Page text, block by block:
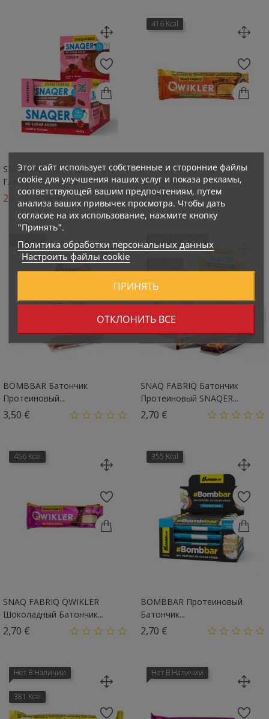
SNAQ FABRIQ Печенье
Глазированное Вишня...
2,61 €Базовая цена
3,48 €Цена
416 Kcal
SNAQ FABRIQ QWIKLER
Шоколадный Батончик...
2,70 €Цена
332 Kcal
BOMBBAR Батончик
Протеиновый...
3,50 €
SNAQ FABRIQ Батончик
Протеиновый SNAQER...
2,70 €
456 Kcal
SNAQ FABRIQ QWIKLER
Шоколадный Батончик...
2,70 €
355 Kcal
BOMBBAR Протеиновый
Батончик...
2,70 €
Нет В Наличии
381 Kcal
Нет В Наличии
Этот сайт использует собственные и сторонние файлы
cookie для улучшения наших услуг и показа рекламы,
соответствующей вашим предпочтениям, путем
анализа ваших привычек просмотра. Чтобы дать
согласие на их использование, нажмите кнопку
"Принять".
Политика обработки персональных данных
Настроить файлы cookie
ОТКЛОНИТЬ ВСЕ
ПРИНЯТЬ